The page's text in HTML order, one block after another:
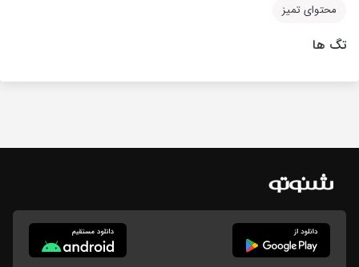
محتوای تمیز
تگ ها